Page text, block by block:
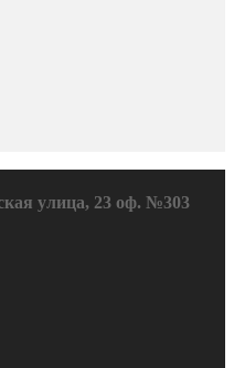
улица, 23 оф. №303